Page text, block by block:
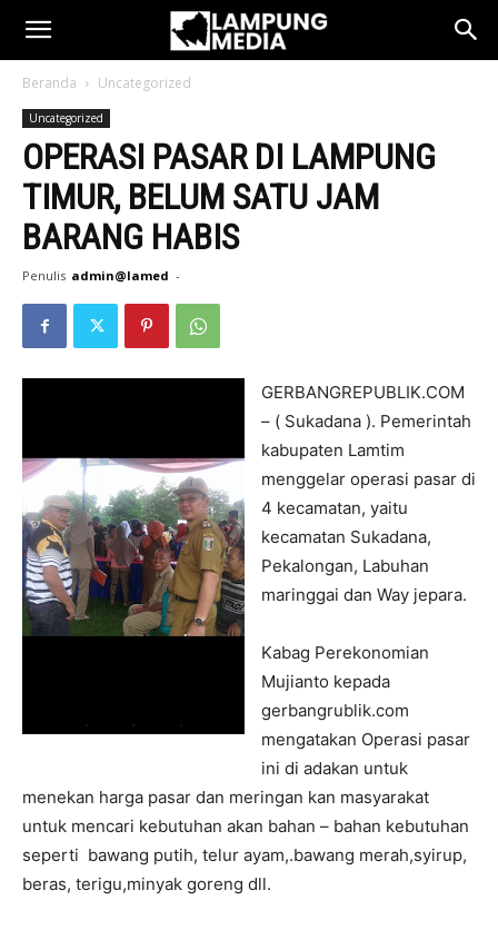
Beranda Uncategorized
Uncategorized
OPERASI PASAR DI LAMPUNG
TIMUR, BELUM SATU JAM
BARANG HABIS
Penulis admin@lamed -
GERBANGREPUBLIK.COM
– ( Sukadana ). Pemerintah
kabupaten Lamtim
menggelar operasi pasar di
4 kecamatan, yaitu
kecamatan Sukadana,
Pekalongan, Labuhan
maringgai dan Way jepara.
Kabag Perekonomian
Mujianto kepada
gerbangrublik.com
mengatakan Operasi pasar
ini di adakan untuk
menekan harga pasar dan meringan kan masyarakat
untuk mencari kebutuhan akan bahan – bahan kebutuhan
seperti bawang putih, telur ayam,.bawang merah,syirup,
beras, terigu,minyak goreng dll.